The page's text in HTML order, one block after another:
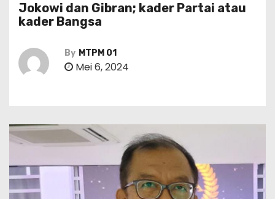
Jokowi dan Gibran; kader Partai atau
kader Bangsa
By MTPM 01
Mei 6, 2024